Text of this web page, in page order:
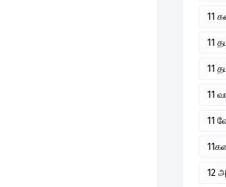
11
11
11
11
11
12